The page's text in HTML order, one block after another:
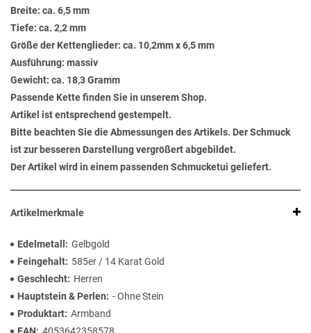
Breite: ca. 6,5 mm
Tiefe: ca. 2,2 mm
Größe der Kettenglieder: ca. 10,2mm x 6,5 mm
Ausführung: massiv
Gewicht: ca. 18,3 Gramm
Passende Kette finden Sie in unserem Shop.
Artikel ist entsprechend gestempelt.
Bitte beachten Sie die Abmessungen des Artikels. Der Schmuck
ist zur besseren Darstellung vergrößert abgebildet.
Der Artikel wird in einem passenden Schmucketui geliefert.
Artikelmerkmale
Edelmetall
Gelbgold
Feingehalt
585er / 14 Karat Gold
Geschlecht
Herren
Hauptstein & Perlen
- Ohne Stein
Produktart Armband